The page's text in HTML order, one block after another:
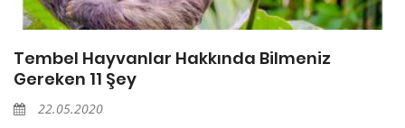
Tembel Hayvanlar Hakkında Bilmeniz
Gereken 11 Şey
22.05.2020